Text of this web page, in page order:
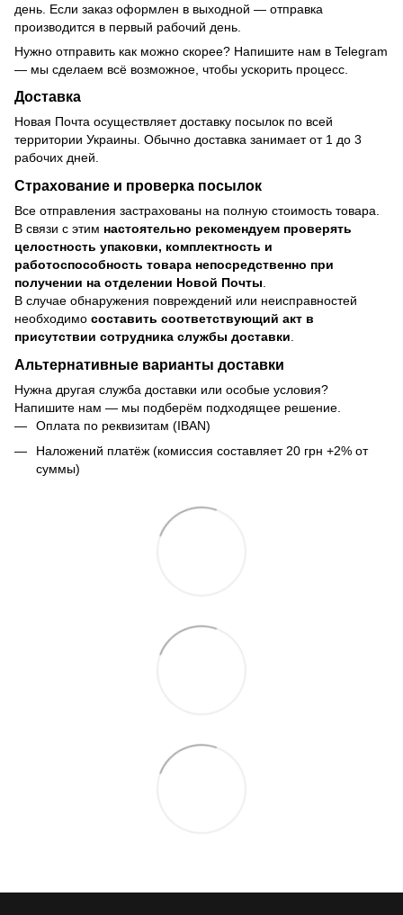
день. Если заказ оформлен в выходной — отправка
производится в первый рабочий день.
Нужно отправить как можно скорее? Напишите нам в Telegram
— мы сделаем всё возможное, чтобы ускорить процесс.
Доставка
Новая Почта осуществляет доставку посылок по всей
территории Украины. Обычно доставка занимает от 1 до 3
рабочих дней.
Страхование и проверка посылок
Все отправления застрахованы на полную стоимость товара.
В связи с этим настоятельно рекомендуем проверять
целостность упаковки, комплектность и
работоспособность товара непосредственно при
получении на отделении Новой Почты
В случае обнаружения повреждений или неисправностей
необходимо составить соответствующий акт в
присутствии сотрудника службы доставки
Альтернативные варианты доставки
Нужна другая служба доставки или особые условия?
Напишите нам — мы подберём подходящее решение.
Оплата по реквизитам (IBAN)
Наложений платёж (комиссия составляет 20 грн +2% от
суммы)